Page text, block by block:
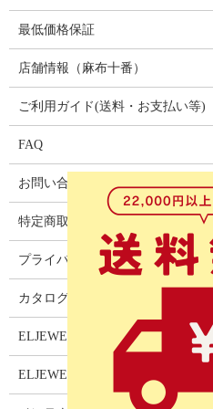
最低価格保証
店舗情報（麻布十番）
ご利用ガイド(送料・お支払い等)
FAQ
お問い合わせ
特定商取引法に基づく表記
プライバシーポリシー
カタログ
ELJEWEL LIGHITNG
ELJEWEL カーテン